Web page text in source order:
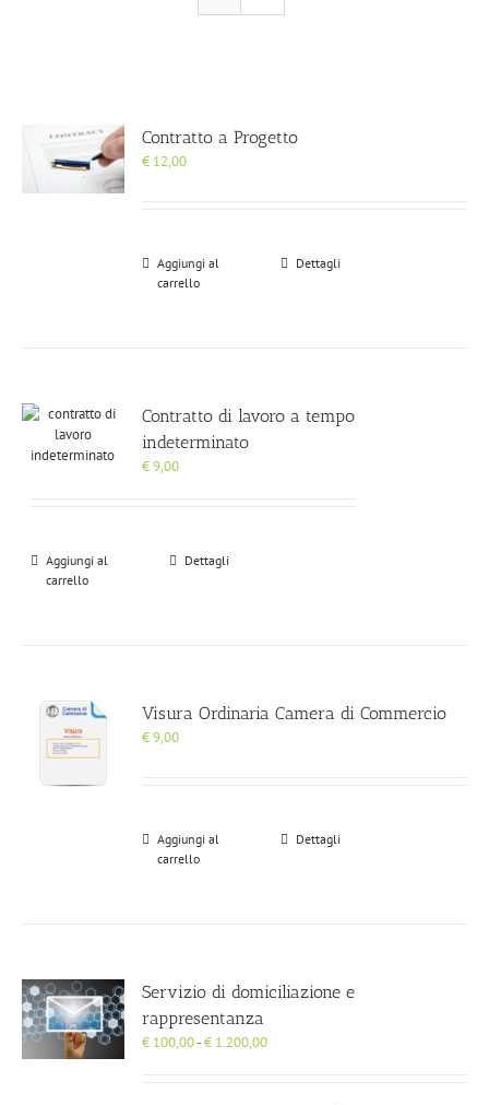
Contratto a Progetto
€ 12,00
Aggiungi al
carrello
Dettagli
Contratto di lavoro a tempo
indeterminato
€9,00
Aggiungi al
carrello
Dettagli
Visura Ordinaria Camera di Commercio
€9,00
Aggiungi al
carrello
Dettagli
Servizio di domiciliazione e
rappresentanza
€ 100,00-€ 1.200,00Fascia